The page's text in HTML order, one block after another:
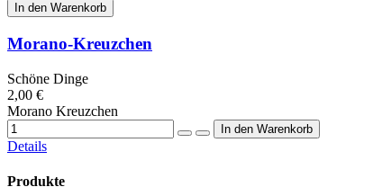
In den Warenkorb
Morano-Kreuzchen
Schöne Dinge
2,00 €
Morano Kreuzchen
Details
Produkte